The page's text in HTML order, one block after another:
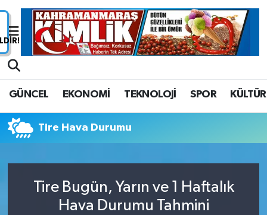
GÜNCEL EKONOMİ TEKNOLOJİ SPOR KÜLTÜR
Tire Hava Durumu
Tire Bugün, Yarın ve 1 Haftalık
Hava Durumu Tahmini
Nöbetçi Eczaneler
Trafik Durumu
Süper Lig Puan Durumu ve Fikstür
Tüm Manşetler